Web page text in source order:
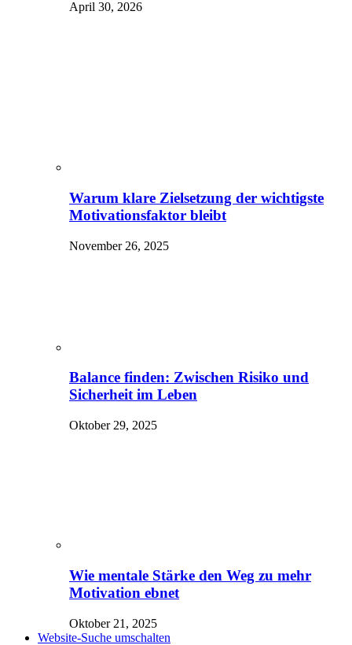
April 30, 2026
Warum klare Zielsetzung der wichtigste
Motivationsfaktor bleibt
November 26, 2025
Balance finden: Zwischen Risiko und
Sicherheit im Leben
Oktober 29, 2025
Wie mentale Stärke den Weg zu mehr
Motivation ebnet
Oktober 21, 2025
Website-Suche umschalten